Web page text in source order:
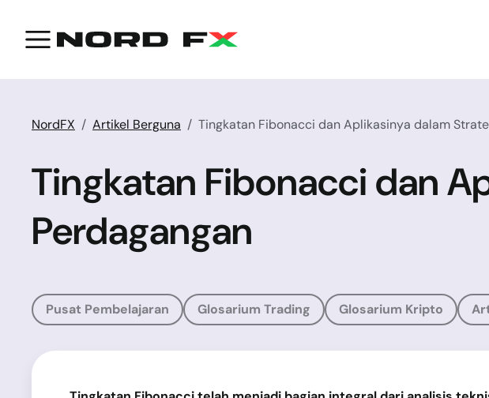
NordFX Artikel Berguna Tingkatan Fibonacci dan Aplikasinya dalam
Tingkatan Fibonacci dan
Perdagangan
Pusat Pembelajaran Glosarium Trading Glosarium Kripto